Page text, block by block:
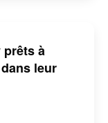
prêts à
leur